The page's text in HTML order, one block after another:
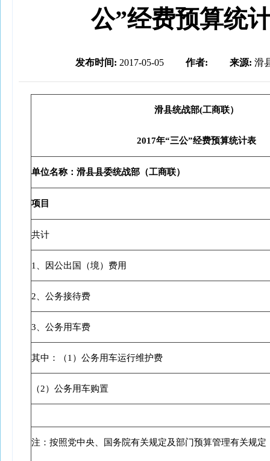
公”经费预算统
发布时间: 2017-05-05 作者: 来源: 滑
滑县统战部(工商联）
2017年“三公”经费预算统计表
单位名称：滑县县委统战部（工商联）
项目
共计
1、因公出国（境）费用
2、公务接待费
3、公务用车费
其中：（1）公务用车运行维护费
（2）公务用车购置
注：按照党中央、国务院有关规定及部门预算管理有关规定